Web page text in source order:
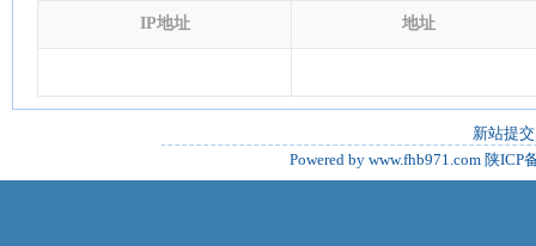
IP地址 地址
新站提交
Powered by www.fhb971.com 陕ICP